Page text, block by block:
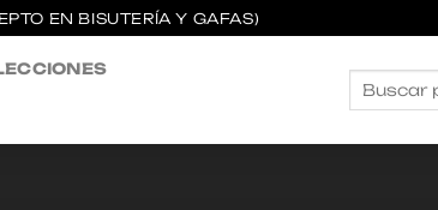
EN BISUTERÍA Y GAFAS)
Buscar